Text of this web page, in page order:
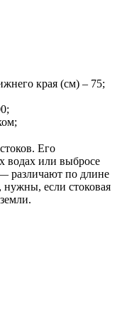
края (см) – 75;
Его
водах или выбросе
различают по длине
если стоковая